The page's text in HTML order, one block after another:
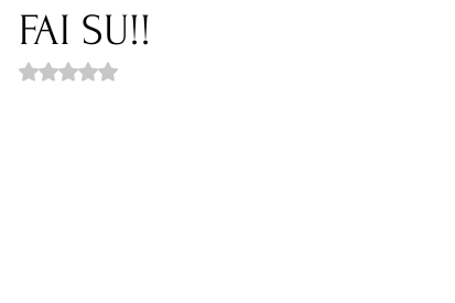
FAI SU!!
Valutazione NaN stelle su 5.